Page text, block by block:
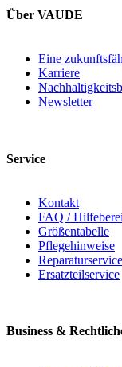
Über VAUDE
Eine
Karriere
Newsletter
Service
Kontakt
FAQ /
Größentabelle
Pflegehinweise
Reparaturservice
Ersatzteilservice
Business &